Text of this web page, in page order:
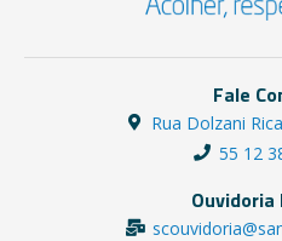
Fale
Rua Dolzani
55 12